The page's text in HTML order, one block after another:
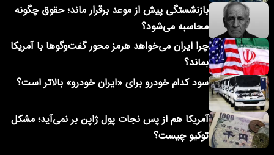
بازنشستگی پیش از موعد برقرار ماند؛ حقوق چگونه
محاسبه می‌شود؟
چرا ایران می‌خواهد هرمز محور گفت‌وگوها با آمریکا
بماند؟
سود کدام خودرو برای «ایران خودرو» بالاتر است؟
آمریکا هم از پس نجات پول ژاپن بر نمی‌آید؛ مشکل
توکیو چیست؟